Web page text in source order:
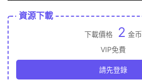
資源下載
下載價格 2 金币
VIP免費
請先登錄